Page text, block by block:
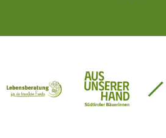
Mit Bäuerinnen lernen -
Lebensberatung für dieAus unserer